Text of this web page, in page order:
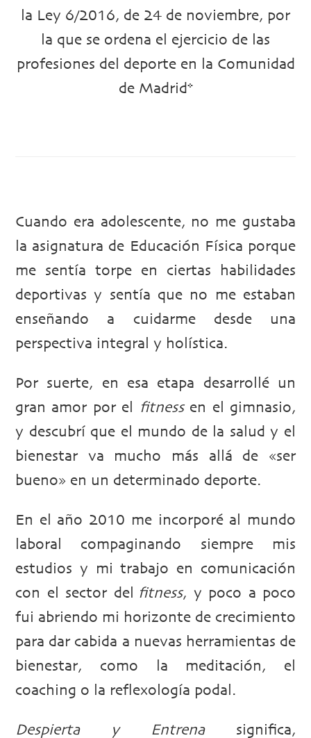
la Ley 6/2016, de 24 de noviembre, por
la que se ordena el ejercicio de las
profesiones del deporte en la Comunidad
de Madrid*
Cuando era adolescente, no me gustaba
la asignatura de Educación Física porque
me sentía torpe en ciertas habilidades
deportivas y sentía que no me estaban
enseñando a cuidarme desde una
perspectiva integral y holística.
Por suerte, en esa etapa desarrollé un
gran amor por el
fitnessen el gimnasio,
y descubrí que el mundo de la salud y el
bienestar va mucho más allá de «ser
bueno» en un determinado deporte.
En el año 2010 me incorporé al mundo
laboral compaginando siempre mis
estudios y mi trabajo en comunicación
con el sector del fitness, y poco a poco
fui abriendo mi horizonte de crecimiento
para dar cabida a nuevas herramientas de
bienestar, como la meditación, el
coaching o la reflexología podal.
Despierta y Entrenasignifica,